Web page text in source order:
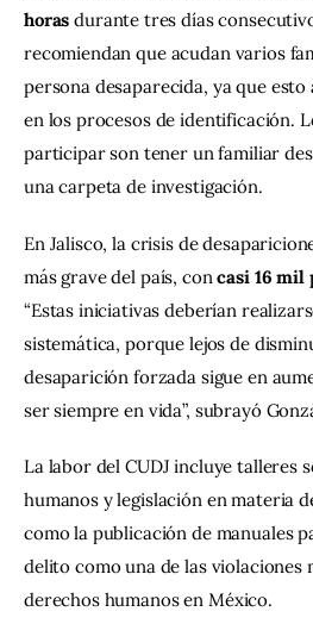
horas durante tres días
recomiendan que acudan varios
persona desaparecida, ya que
en los procesos de identificación.
participar son tener un familiar
una carpeta de investigación.
En Jalisco, la crisis de
más grave del país, con casi 16 mil
“Estas iniciativas deberían
sistemática, porque lejos de
desaparición forzada sigue en
ser siempre en vida”, subrayó
La labor del CUDJ incluye talleres
humanos y legislación en materia
como la publicación de manuales
delito como una de las violaciones
derechos humanos en México.